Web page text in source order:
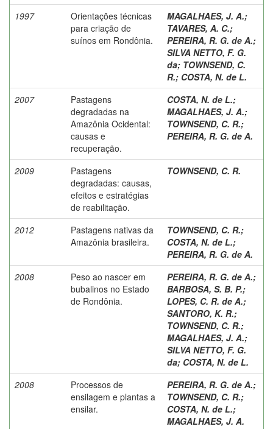
1997
Orientações técnicas
para criação de
suínos em Rondônia.
MAGALHAES, J. A.;
TAVARES, A. C.;
PEREIRA, R. G. de A.;
SILVA NETTO, F. G.
da; TOWNSEND, C.
R.; COSTA, N. de L.
2007
Pastagens
degradadas na
Amazônia Ocidental:
causas e
recuperação.
COSTA, N. de L.;
MAGALHAES, J. A.;
TOWNSEND, C. R.;
PEREIRA, R. G. de A.
2009
Pastagens
degradadas: causas,
efeitos e estratégias
de reabilitação.
TOWNSEND, C. R.
2012
Pastagens nativas da
Amazônia brasileira.
TOWNSEND, C. R.;
COSTA, N. de L.;
PEREIRA, R. G. de A.
2008
Peso ao nascer em
bubalinos no Estado
de Rondônia.
PEREIRA, R. G. de A.;
BARBOSA, S. B. P.;
LOPES, C. R. de A.;
SANTORO, K. R.;
TOWNSEND, C. R.;
MAGALHAES, J. A.;
SILVA NETTO, F. G.
da; COSTA, N. de L.
2008
Processos de
ensilagem e plantas a
ensilar.
PEREIRA, R. G. de A.;
TOWNSEND, C. R.;
COSTA, N. de L.;
MAGALHAES, J. A.